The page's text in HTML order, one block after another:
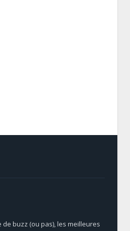
buzz (ou pas), les meilleures